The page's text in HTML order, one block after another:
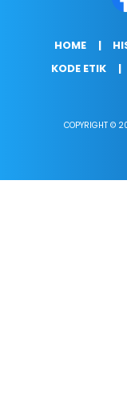
HOME
KODE ETIK
COPYRIGHT ©